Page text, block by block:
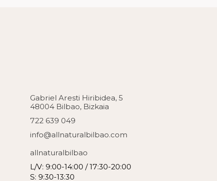
Gabriel Aresti Hiribidea, 5
48004 Bilbao, Bizkaia
722 639 049
info@allnaturalbilbao.com
allnaturalbilbao
L/V: 9:00-14:00 / 17:30-20:00
S: 9:30-13:30